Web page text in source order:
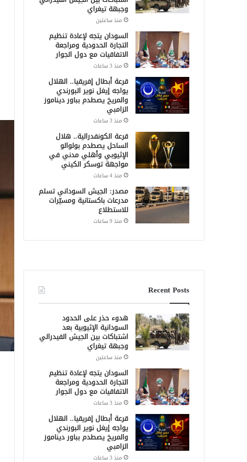
وجبهة تيغراي
منذ ساعتين
السودان يتجه لإعادة تنظيم
التجارة الحدودية ومراجعة
الاتفاقيات مع دول الجوار
منذ 3 ساعات
قرعة أبطال إفريقيا.. الهلال
يواجه إيغل نوير البورندي
والمريخ يصطدم بباور ديناموز
الزامبي
منذ 3 ساعات
قرعة الكونفدرالية.. هلال
الساحل يصطدم بولوالو
الإثيوبي وأهلي مدني في
مواجهة توسكر الكيني
منذ 4 ساعات
مصدر: الجيش السوداني تسلم
مدرعات باكستانية ومسيّرات
للاستطلاع
منذ 9 ساعات
Recent Posts
هدوء حذر على الحدود
السودانية الإثيوبية بعد
اشتباكات بين الجيش الفيدرالي
وجبهة تيغراي
منذ ساعتين
السودان يتجه لإعادة تنظيم
التجارة الحدودية ومراجعة
الاتفاقيات مع دول الجوار
منذ 3 ساعات
قرعة أبطال إفريقيا.. الهلال
يواجه إيغل نوير البورندي
والمريخ يصطدم بباور ديناموز
الزامبي
منذ 3 ساعات